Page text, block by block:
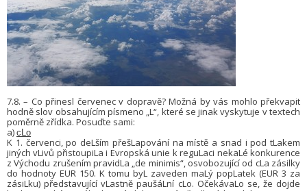
7.8. – Co přinesl červenec v dopravě? Možná by vás mohlo překvapit
hodně slov obsahujícím písmeno „L“, které se jinak vyskytuje v textech
poměrně zřídka. Posuďte sami:
a) cLo
K 1. červenci, po deLším přešLapování na místě a snad i pod tLakem
jiných vLivů přistoupiLa i Evropská unie k reguLaci nekaLé konkurence
z Východu zrušením pravidLa „de minimis“, osvobozující od cLa zásilky
do hodnoty EUR 150. K tomu byL zaveden maLý popLatek (EUR 3 za
zásiLku) představující vLastně paušáLní cLo. OčekávaLo se, že dojde